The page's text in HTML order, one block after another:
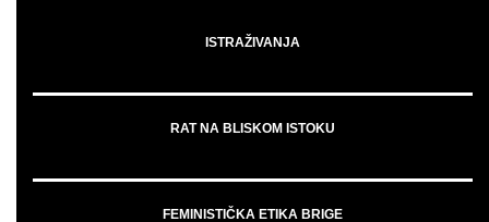
ISTRAŽIVANJA
RAT NA BLISKOM ISTOKU
FEMINISTIČKA ETIKA BRIGE